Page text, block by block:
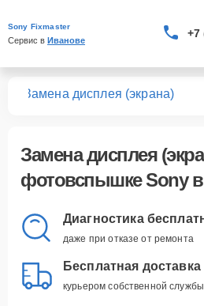
Sony Fixmaster
Сервис в Иванове
+7
Замена дисплея (экрана)
Замена дисплея
фотовспышке Sony
Диагностика
даже при отказе от ремонта
Бесплатная доставка
курьером собственной службы